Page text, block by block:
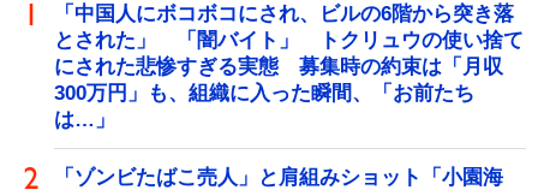
「中国人にボコボコにされ、ビルの6階から突き落
とされた」 「闇バイト」 トクリュウの使い捨て
にされた悲惨すぎる実態 募集時の約束は「月収
300万円」も、組織に入った瞬間、「お前たち
は…」
「ゾンビたばこ売人」と肩組みショット「小園海